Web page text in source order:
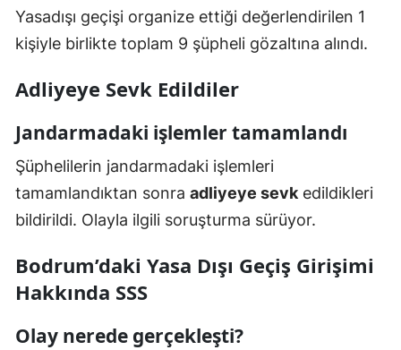
Yasadışı geçişi organize ettiği değerlendirilen 1
kişiyle birlikte toplam 9 şüpheli gözaltına alındı.
Adliyeye Sevk Edildiler
Jandarmadaki işlemler tamamlandı
Şüphelilerin jandarmadaki işlemleri
tamamlandıktan sonra adliyeye sevk edildikleri
bildirildi. Olayla ilgili soruşturma sürüyor.
Bodrum’daki Yasa Dışı Geçiş Girişimi
Hakkında SSS
Olay nerede gerçekleşti?